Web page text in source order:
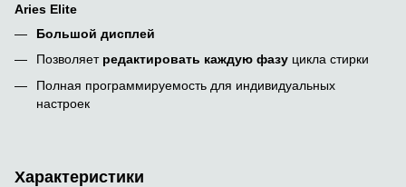
Aries Elite
Большой дисплей
Позволяет редактировать каждую фазу цикла стирки
Полная программируемость для индивидуальных
настроек
Характеристики